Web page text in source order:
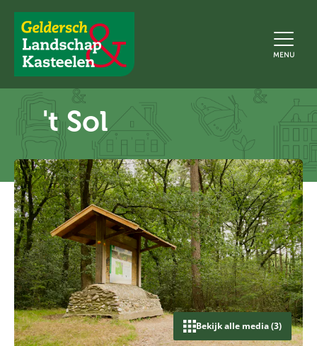
Geldersch
Landschap
en
Kasteelen
MENU
't Sol
Bekijk alle media (3)